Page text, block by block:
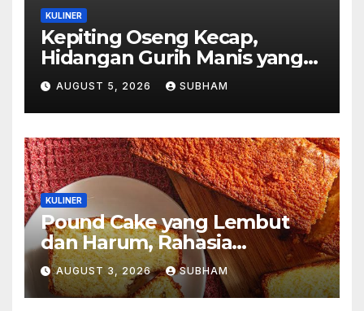
KULINER
Kepiting Oseng Kecap,
Hidangan Gurih Manis yang
Selalu Menggugah Selera di
Setiap Suapan
AUGUST 5, 2026 SUBHAM
KULINER
Pound Cake yang Lembut
dan Harum, Rahasia
Kelezatan Kue Klasik yang
Tak Pernah Kehilangan
Pesona
AUGUST 3, 2026 SUBHAM